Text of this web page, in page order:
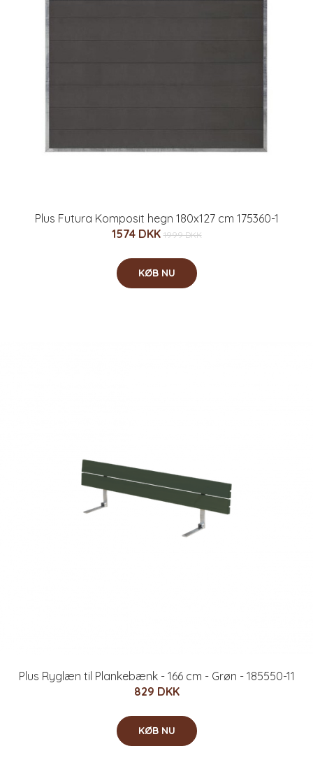
Plus Futura Komposit hegn 180x127 cm 175360-1
1574 DKK 1999 DKK
KØB NU
Plus Ryglæn til Plankebænk - 166 cm - Grøn - 185550-11
829 DKK
KØB NU